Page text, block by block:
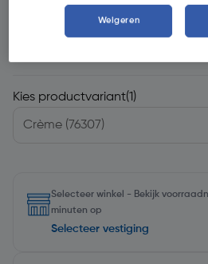
| Excl. btw € 7,28
Kies productvariant(1)
Selecteer winkel - Bekijk
minuten op
Selecteer vestiging
Weigeren